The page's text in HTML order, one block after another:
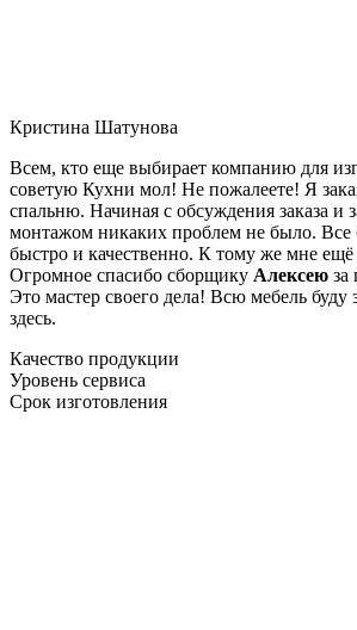
Кристина Шатунова
Всем, кто еще выбирает компанию для
советую Кухни мол! Не пожалеете! Я
спальню. Начиная с обсуждения заказа и
монтажом никаких проблем не было. Все
быстро и качественно. К тому же мне ещё
Огромное спасибо сборщику Алексею за
Это мастер своего дела! Всю мебель буду
здесь.
Качество продукции
Уровень сервиса
Срок изготовления